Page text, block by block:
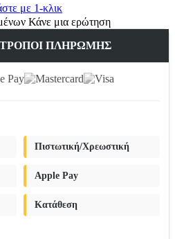
με 1-κλικ
Κάνε μια ερώτηση
ΠΛΗΡΩΜΉΣ
Πιστωτική/Χρεωστική
Apple Pay
Κατάθεση